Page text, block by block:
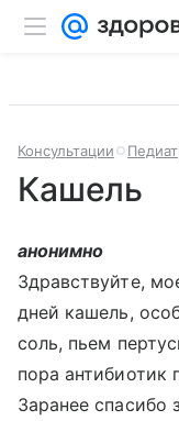
Консультации
Кашель
анонимно
Здравствуйте,
дней кашель,
соль, пьем
пора антибиотик
Заранее спасибо